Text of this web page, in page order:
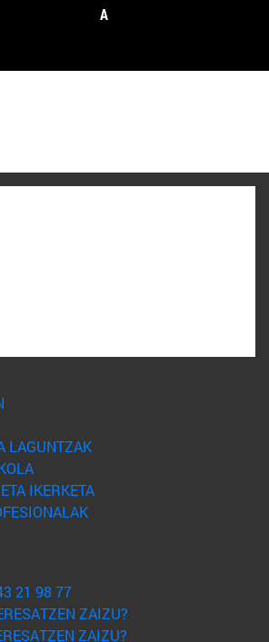
A
leiho batean irekiko da)
LAGUNTZAK(Beste leiho batean irekiko
(Beste leiho batean irekiko da)
IKERKETA(Beste leiho batean irekiko
(Beste leiho batean irekiko
leiho batean irekiko da)
21 98 77
ZAIZU?
ZAIZU?